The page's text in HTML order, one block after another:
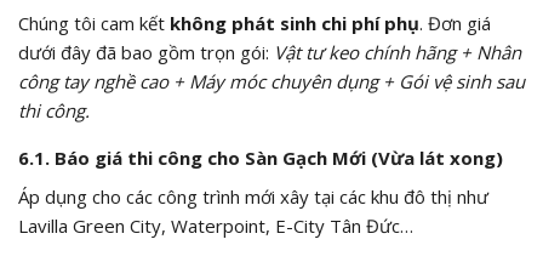
Chúng tôi cam kết không phát sinh chi phí phụ. Đơn giá
dưới đây đã bao gồm trọn gói: Vật tư keo chính hãng + Nhân
công tay nghề cao + Máy móc chuyên dụng + Gói vệ sinh sau
thi công.
6.1. Báo giá thi công cho Sàn Gạch Mới (Vừa lát xong)
Áp dụng cho các công trình mới xây tại các khu đô thị như
Lavilla Green City, Waterpoint, E-City Tân Đức…